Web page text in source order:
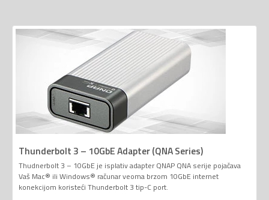
Thunderbolt 3 – 10GbE Adapter (QNA Series)
Thudnerbolt 3 – 10GbE je isplativ adapter QNAP QNA serije pojačava
Vaš Mac® ili Windows® računar veoma brzom 10GbE internet
konekcijom koristeći Thunderbolt 3 tip-C port.